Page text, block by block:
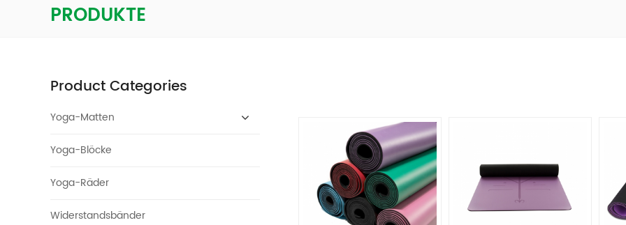
PRODUKTE
Product Categories
Yoga-Matten
Yoga-Blöcke
Yoga-Räder
Widerstandsbänder